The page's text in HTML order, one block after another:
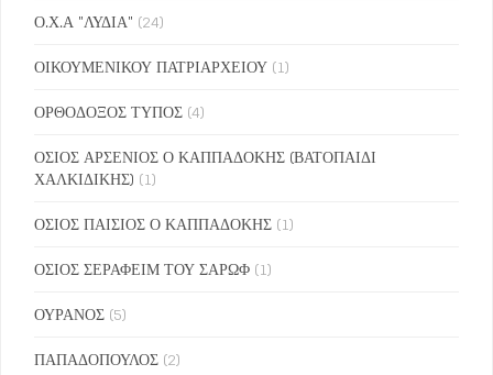
Ο.Χ.Α "ΛΥΔΙΑ" (24)
ΟΙΚΟΥΜΕΝΙΚΟΥ ΠΑΤΡΙΑΡΧΕΙΟΥ (1)
ΟΡΘΟΔΟΞΟΣ ΤΥΠΟΣ (4)
ΟΣΙΟΣ ΑΡΣΕΝΙΟΣ Ο ΚΑΠΠΑΔΟΚΗΣ (ΒΑΤΟΠΑΙΔΙ
ΧΑΛΚΙΔΙΚΗΣ) (1)
ΟΣΙΟΣ ΠΑΙΣΙΟΣ Ο ΚΑΠΠΑΔΟΚΗΣ (1)
ΟΣΙΟΣ ΣΕΡΑΦΕΙΜ ΤΟΥ ΣΑΡΩΦ (1)
ΟΥΡΑΝΟΣ (5)
ΠΑΠΑΔΟΠΟΥΛΟΣ (2)